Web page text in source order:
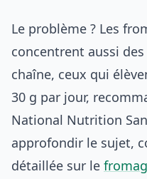
Le problème ? Les
concentrent aussi
chaîne, ceux qui
30 g par jour,
National Nutrition
approfondir le sujet,
détaillée sur le